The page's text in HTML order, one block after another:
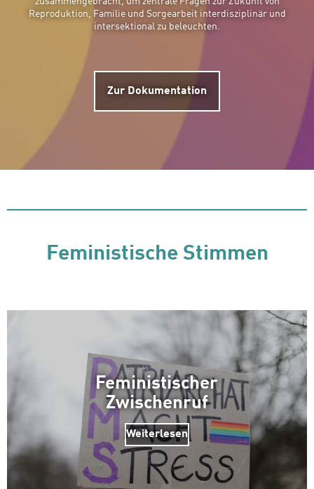
Reproduktion, Familie und Sorgearbeit interdisziplinär und
intersektional zu beleuchten.
Zur Dokumentation
Feministische Stimmen
Feministischer
Zwischenruf
Weiterlesen